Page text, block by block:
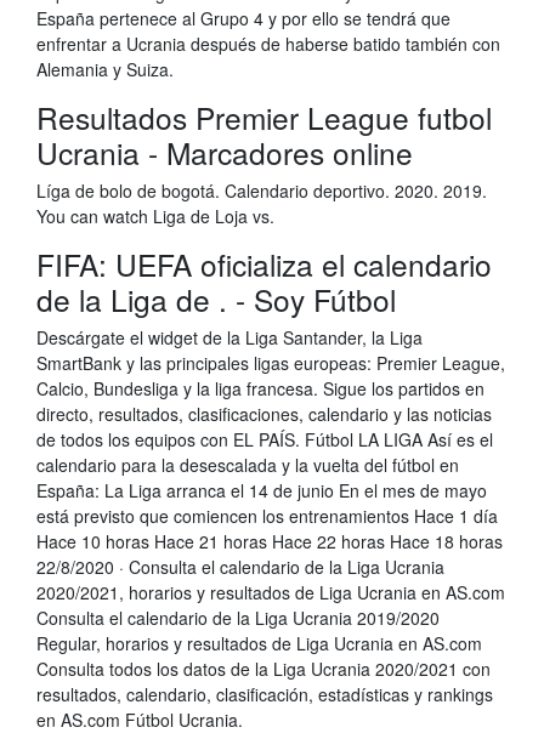
España pertenece al Grupo 4 y por ello se tendrá que
enfrentar a Ucrania después de haberse batido también con
Alemania y Suiza.
Resultados Premier League futbol
Ucrania - Marcadores online
Líga de bolo de bogotá. Calendario deportivo. 2020. 2019.
You can watch Liga de Loja vs.
FIFA: UEFA oficializa el calendario
de la Liga de . - Soy Fútbol
Descárgate el widget de la Liga Santander, la Liga
SmartBank y las principales ligas europeas: Premier League,
Calcio, Bundesliga y la liga francesa. Sigue los partidos en
directo, resultados, clasificaciones, calendario y las noticias
de todos los equipos con EL PAÍS. Fútbol LA LIGA Así es el
calendario para la desescalada y la vuelta del fútbol en
España: La Liga arranca el 14 de junio En el mes de mayo
está previsto que comiencen los entrenamientos Hace 1 día
Hace 10 horas Hace 21 horas Hace 22 horas Hace 18 horas
22/8/2020 · Consulta el calendario de la Liga Ucrania
2020/2021, horarios y resultados de Liga Ucrania en AS.com
Consulta el calendario de la Liga Ucrania 2019/2020
Regular, horarios y resultados de Liga Ucrania en AS.com
Consulta todos los datos de la Liga Ucrania 2020/2021 con
resultados, calendario, clasificación, estadísticas y rankings
en AS.com Fútbol Ucrania.